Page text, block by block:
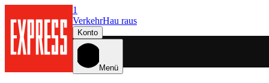
1
VerkehrHau raus
Konto
Menü